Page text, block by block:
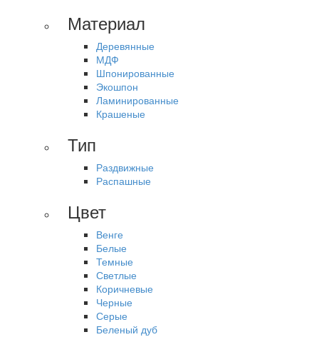
Материал
Деревянные
МДФ
Шпонированные
Экошпон
Ламинированные
Крашеные
Тип
Раздвижные
Распашные
Цвет
Венге
Белые
Темные
Светлые
Коричневые
Черные
Серые
Беленый дуб